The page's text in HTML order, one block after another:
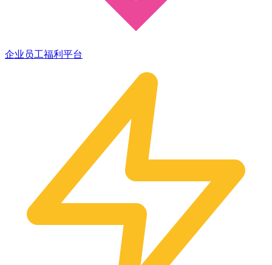
企业员工福利平台